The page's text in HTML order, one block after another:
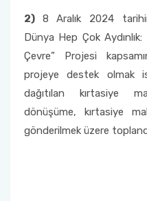
2) 8 Aralık 2024
Dünya Hep Çok
Çevre” Projesi
projeye destek olmak
dağıtılan kırtasiye
dönüşüme, kırtasiye
gönderilmek üzere